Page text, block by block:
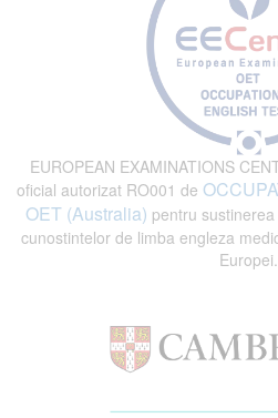
EUROPEAN EXAMINATIONS
oficial autorizat RO001 de
OET (Australia) pentru
cunostintelor de limba engleza
Europei.